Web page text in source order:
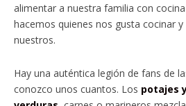
alimentar a nuestra familia con
hacemos quienes nos gusta cocinar
nuestros.
Hay una auténtica legión de fans de
conozco unos cuantos. Los potajes